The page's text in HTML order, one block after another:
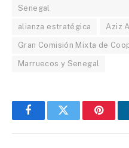
Senegal
alianza estratégica Aziz
Gran Comisión Mixta de
Marruecos y Senegal
FacebookTwitter